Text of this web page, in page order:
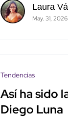
Laura
May. 31, 2026
Tendencias
Así ha sido
Diego Luna